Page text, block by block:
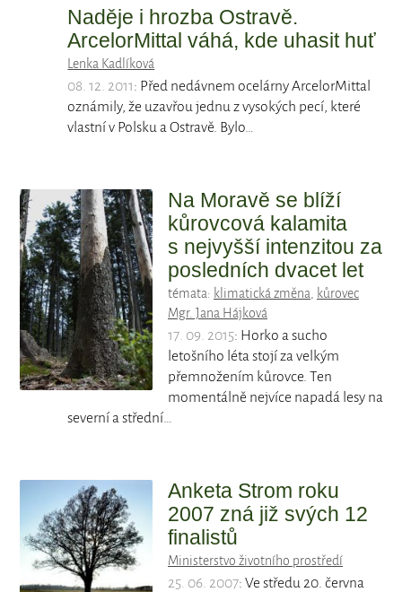
Naděje i hrozba Ostravě.
ArcelorMittal váhá, kde uhasit huť
Lenka Kadlíková
08. 12. 2011: Před nedávnem ocelárny ArcelorMittal
oznámily, že uzavřou jednu z vysokých pecí, které
vlastní v Polsku a Ostravě. Bylo…
Na Moravě se blíží
kůrovcová kalamita
s nejvyšší intenzitou za
posledních dvacet let
témata: klimatická změna, kůrovec
Mgr. Jana Hájková
17. 09. 2015: Horko a sucho
letošního léta stojí za velkým
přemnožením kůrovce. Ten
momentálně nejvíce napadá lesy na
severní a střední…
Anketa Strom roku
2007 zná již svých 12
finalistů
Ministerstvo životního prostředí
25. 06. 2007: Ve středu 20. června